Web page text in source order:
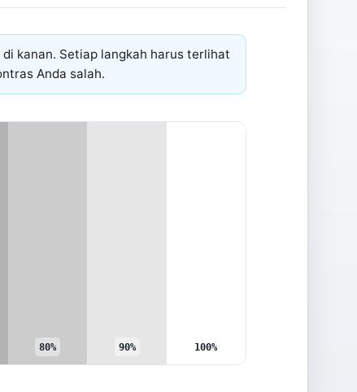
kanan. Setiap langkah harus terlihat
Anda salah.
80% 90% 100%